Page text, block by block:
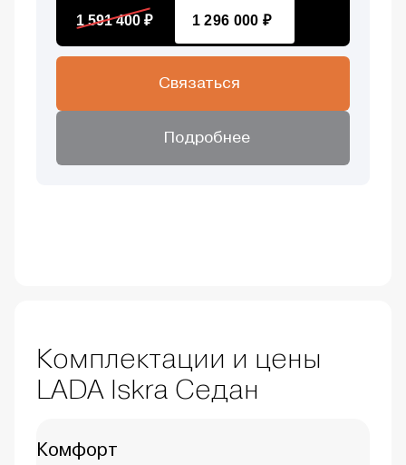
1 591 400 ₽ 1 296 000 ₽
Связаться
Подробнее
Комплектации и цены
LADA Iskra Седан
Комфорт